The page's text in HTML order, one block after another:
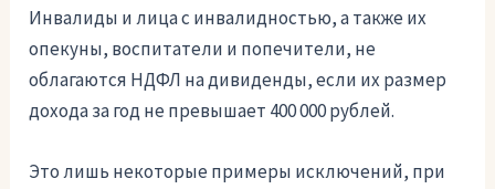
Инвалиды и лица с инвалидностью, а также их
опекуны, воспитатели и попечители, не
облагаются НДФЛ на дивиденды, если их размер
дохода за год не превышает 400 000 рублей.
Это лишь некоторые примеры исключений, при